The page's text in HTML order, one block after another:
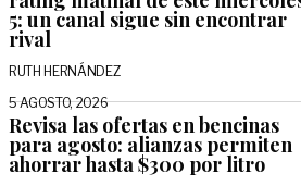
5: un canal sigue sin encontrar
rival
RUTH HERNÁNDEZ
5 AGOSTO, 2026
Revisa las ofertas en bencinas
para agosto: alianzas permiten
ahorrar hasta $300 por litro